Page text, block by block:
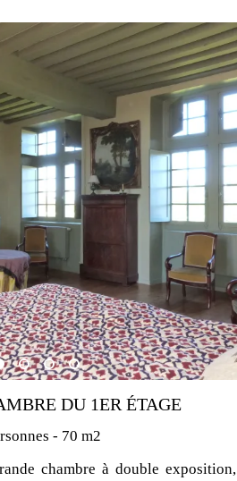
DU 1ER ÉTAGE
- 70 m2
chambre à double exposition,